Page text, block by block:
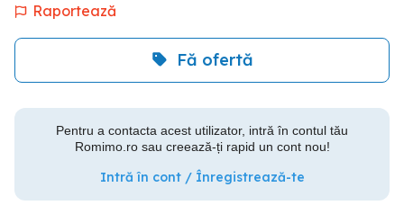
Raportează
Fă ofertă
Pentru a contacta acest utilizator, intră în contul tău
Romimo.ro sau creează-ți rapid un cont nou!
Intră în cont / Înregistrează-te